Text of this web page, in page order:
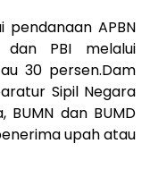
pendanaan APBN
PBI melalui
30 persen.Dam
Sipil Negara
BUMN dan BUMD
upah atau